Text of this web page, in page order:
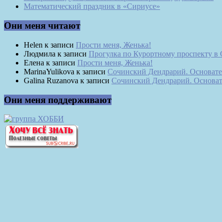
Математический праздник в «Сириусе»
Они меня читают
Helen к записи Прости меня, Женька!
Людмила к записи Прогулка по Курортному проспекту в
Елена к записи Прости меня, Женька!
MarinaYulikova к записи Сочинский Дендрарий.
Galina Ruzanova к записи Сочинский Дендрарий.
Они меня поддерживают